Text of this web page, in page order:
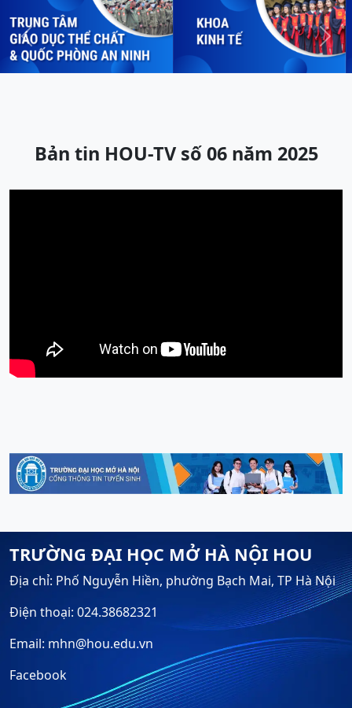
Previous Next
Bản tin HOU-TV số 06 năm 2025
TRƯỜNG ĐẠI HỌC MỞ HÀ NỘI HOU
Địa chỉ: Phố Nguyễn Hiền, phường Bạch Mai, TP Hà Nội
Điện thoại: 024.38682321
Email: mhn@hou.edu.vn
Facebook